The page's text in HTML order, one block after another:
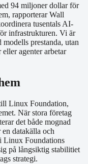
94 miljoner dollar för
rapporterar Wall
tusentals AI-
infrastrukturen. Vi är
prestanda, utan
agenter arbetar
Linux Foundation,
När stora företag
det både mognad
datakälla och
Linux Foundations
på långsiktig stabilitiet
strategi.